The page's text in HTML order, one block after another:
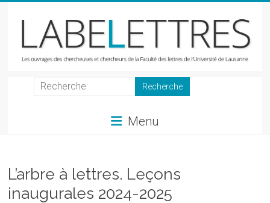
LabeLettres
et
chercheurs
de
Menu
L’arbre à lettres. Leçons
inaugurales 2024-2025